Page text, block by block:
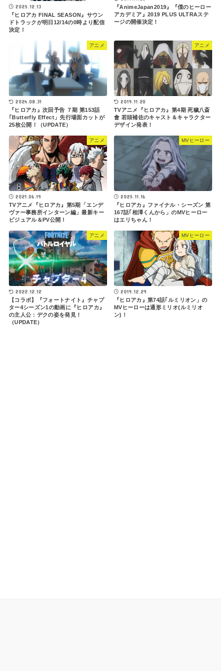
2025.12.13
『ヒロアカ FINAL SEASON』サウン
ドトラックが明日12/14の0時より配信
決定！
『AnimeJapan2019』『僕のヒーロー
アカデミア』2019 PLUS ULTRAステ
ージの開催決定！
アニメ
2024.08.31
『ヒロアカ』次回予告 ７期 第153話
｢Butterfly Effect」先行場面カットが
25枚公開！（UPDATE）
アニメ
2019.11.20
TVアニメ『ヒロアカ』第4期 死穢八斎
會 若頭補佐のキャスト＆キャラクター
デザイン発表！
アニメ
2021.06.19
TVアニメ『ヒロアカ』第5期「エンデ
ヴァー事務所インターン編」最新キー
ビジュアル＆PV公開！
MVヒーロー
2025.11.16
『ヒロアカ』ファイナル・シーズン 第
167話｢相澤くんから」のMVヒーロー
はエリちゃん！
アニメ
2022.12.12
【コラボ】『フォートナイト』チャプ
ター4シーズン1の動画に『ヒロアカ』
の主人公：デクの姿を発見！
（UPDATE）
MVヒーロー
2019.12.29
『ヒロアカ』第74話｢ルミリオン」の
MVヒーローは通形ミリオ(ルミリオ
ン)！